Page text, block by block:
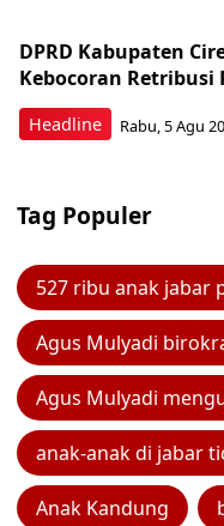
Headline
DPRD Kabupaten
Kebocoran Retribusi
Rabu, 5 Agu
Tag Populer
527 ribu anak jabar
Agus Mulyadi
Agus Mulyadi
anak-anak di jabar
Anak Kandung